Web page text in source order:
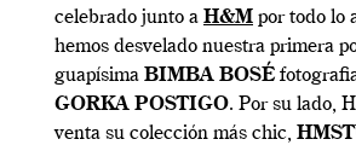
celebrado junto a H&M por todo lo
hemos desvelado nuestra primera
guapísima BIMBA BOSÉ
GORKA POSTIGO. Por su lado,
venta su colección más chic,